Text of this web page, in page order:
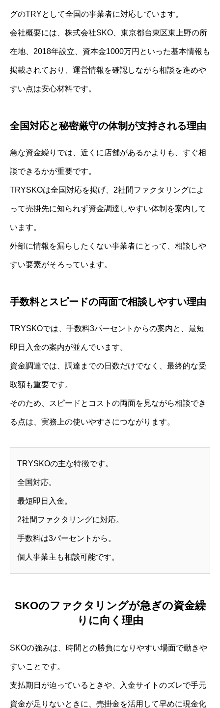
グのTRYとして全国の事業者に対応しています。
会社概要には、株式会社SKO、東京都台東区東上野の所
在地、2018年設立、資本金1000万円といった基本情報も
掲載されており、運営情報を確認しながら相談を進めや
すい点は安心材料です。
全国対応と秘密厳守の体制が支持される理由
急な資金繰りでは、近くに店舗があるかよりも、すぐ相
談できるかが重要です。
TRYSKOは全国対応を掲げ、2社間ファクタリングによ
って売掛先に知られず資金調達しやすい体制を案内して
います。
外部に情報を漏らしたくない事業者にとって、相談しや
すい要素がそろっています。
手数料とスピードの両面で相談しやすい理由
TRYSKOでは、手数料3パーセントからの案内と、最短
即日入金の案内が並んでいます。
資金調達では、調達までの日数だけでなく、最終的な受
取額も重要です。
そのため、スピードとコストの両面を見ながら相談でき
る点は、実務上の使いやすさにつながります。
TRYSKOの主な特徴です。
全国対応。
最短即日入金。
2社間ファクタリングに対応。
手数料は3パーセントから。
個人事業主も相談可能です。
SKOのファクタリングが急ぎの資金繰
りに向く理由
SKOの強みは、時間との勝負になりやすい場面で動きや
すいことです。
支払期日が迫っているときや、入金サイトのズレで手元
資金が足りないときに、売掛金を活用して早めに現金化